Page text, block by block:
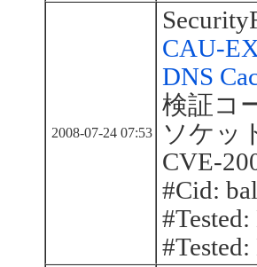
2008-07-24 07:53
CAU-
DNS
検証コ
ソケッ
CVE-
#Cid: